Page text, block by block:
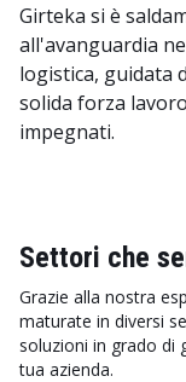
Girteka si è
all'avanguardia
logistica, guidata
solida forza
impegnati.
Settori che
Grazie alla nostra
maturate in diversi
soluzioni in grado di
tua azienda.